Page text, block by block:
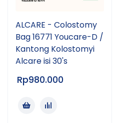
ALCARE - Colostomy
Bag 16771 Youcare-D /
Kantong Kolostomyi
Alcare isi 30's
Rp980.000